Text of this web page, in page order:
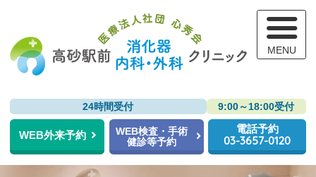
24時間受付 9:00～18:00受付
WEB外来予約
WEB検査・手術
健診等予約
電話予約
03-3657-0120